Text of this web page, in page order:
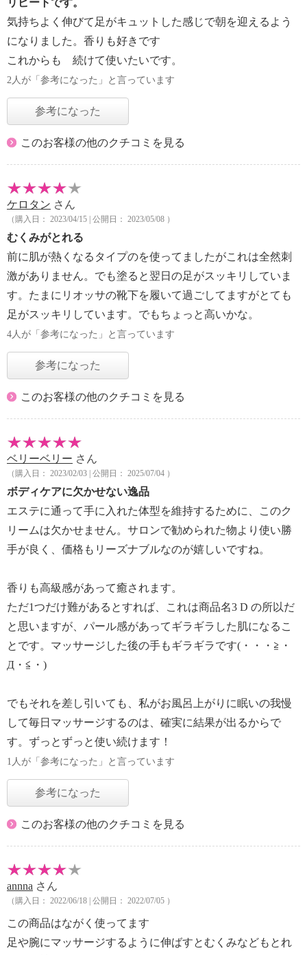
リピートです。
気持ちよく伸びて足がキュットした感じで朝を迎えるよう
になりました。香りも好きです
これからも 続けて使いたいです。
2人が「参考になった」と言っています
参考になった
このお客様の他のクチコミを見る
ケロタン さん
（購入日： 2023/04/15 | 公開日： 2023/05/08 ）
むくみがとれる
前に肌が熱くなるタイプのを使ってましたがこれは全然刺
激がありません。でも塗ると翌日の足がスッキリしていま
す。たまにリオッサの靴下を履いて過ごしてますがとても
足がスッキリしています。でもちょっと高いかな。
4人が「参考になった」と言っています
参考になった
このお客様の他のクチコミを見る
ベリーベリー さん
（購入日： 2023/02/03 | 公開日： 2025/07/04 ）
ボディケアに欠かせない逸品
エステに通って手に入れた体型を維持するために、このク
リームは欠かせません。サロンで勧められた物より使い勝
手が良く、価格もリーズナブルなのが嬉しいですね。
香りも高級感があって癒されます。
ただ1つだけ難があるとすれば、これは商品名3 D の所以だ
と思いますが、パール感があってギラギラした肌になるこ
とです。マッサージした後の手もギラギラです(・・・≧・
Д・≦・)
でもそれを差し引いても、私がお風呂上がりに眠いの我慢
して毎日マッサージするのは、確実に結果が出るからで
す。ずっとずっと使い続けます！
1人が「参考になった」と言っています
参考になった
このお客様の他のクチコミを見る
annna さん
（購入日： 2022/06/18 | 公開日： 2022/07/05 ）
この商品はながく使ってます
足や腕にマッサージするように伸ばすとむくみなどもとれ